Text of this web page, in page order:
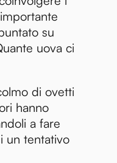
su
uova ci
di ovetti
hanno
a fare
un tentativo